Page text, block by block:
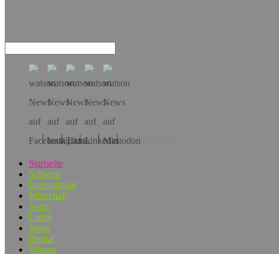
Hol dir die App!
Startseite
Schweiz
International
Wirtschaft
Sport
Leben
Spass
Digital
Wissen